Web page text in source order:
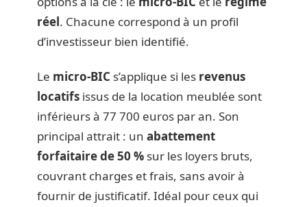
réel. Chacune correspond à un profil
d’investisseur bien identifié.
Le micro-BIC s’applique si les revenus
locatifs issus de la location meublée sont
inférieurs à 77 700 euros par an. Son
principal attrait : un abattement
forfaitaire de 50 % sur les loyers bruts,
couvrant charges et frais, sans avoir à
fournir de justificatif. Idéal pour ceux qui